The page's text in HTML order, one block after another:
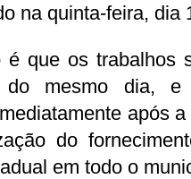
na quinta-feira, dia
é que os trabalhos
mesmo dia, e
após
do
em todo o